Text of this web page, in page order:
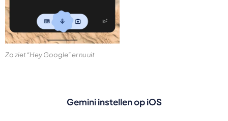
Zo ziet “Hey Google” er nu uit
Gemini instellen op iOS